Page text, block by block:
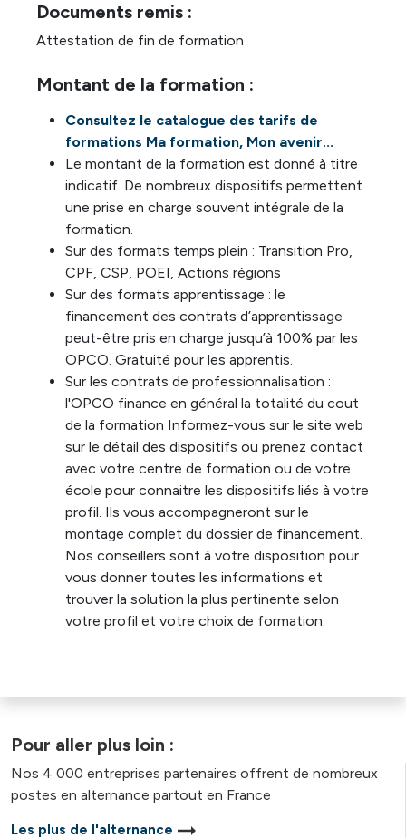
Documents remis :
Attestation de fin de formation
Montant de la formation :
Consultez le catalogue des tarifs de
formations Ma formation, Mon avenir...
Le montant de la formation est donné à titre
indicatif. De nombreux dispositifs permettent
une prise en charge souvent intégrale de la
formation.
Sur des formats temps plein : Transition Pro,
CPF, CSP, POEI, Actions régions
Sur des formats apprentissage : le
financement des contrats d’apprentissage
peut-être pris en charge jusqu’à 100% par les
OPCO. Gratuité pour les apprentis.
Sur les contrats de professionnalisation :
l'OPCO finance en général la totalité du cout
de la formation Informez-vous sur le site web
sur le détail des dispositifs ou prenez contact
avec votre centre de formation ou de votre
école pour connaitre les dispositifs liés à votre
profil. Ils vous accompagneront sur le
montage complet du dossier de financement.
Nos conseillers sont à votre disposition pour
vous donner toutes les informations et
trouver la solution la plus pertinente selon
votre profil et votre choix de formation.
Pour aller plus loin :
Nos 4 000 entreprises partenaires offrent de nombreux
postes en alternance partout en France
Les plus de l'alternance